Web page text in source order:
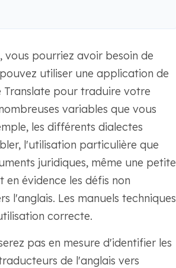
vous pourriez avoir besoin de
utiliser une application de
Translate pour traduire votre
variables que vous
les différents dialectes
l'utilisation particulière que
juridiques, même une petite
évidence les défis non
l'anglais. Les manuels techniques
correcte.
pas en mesure d'identifier les
de l'anglais vers